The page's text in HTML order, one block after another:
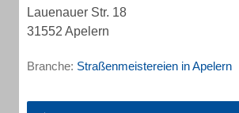
Lauenauer Str. 18
31552 Apelern
Branche: Straßenmeistereien in Apelern